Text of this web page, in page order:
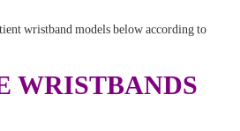
wristband models below according to
WRISTBANDS